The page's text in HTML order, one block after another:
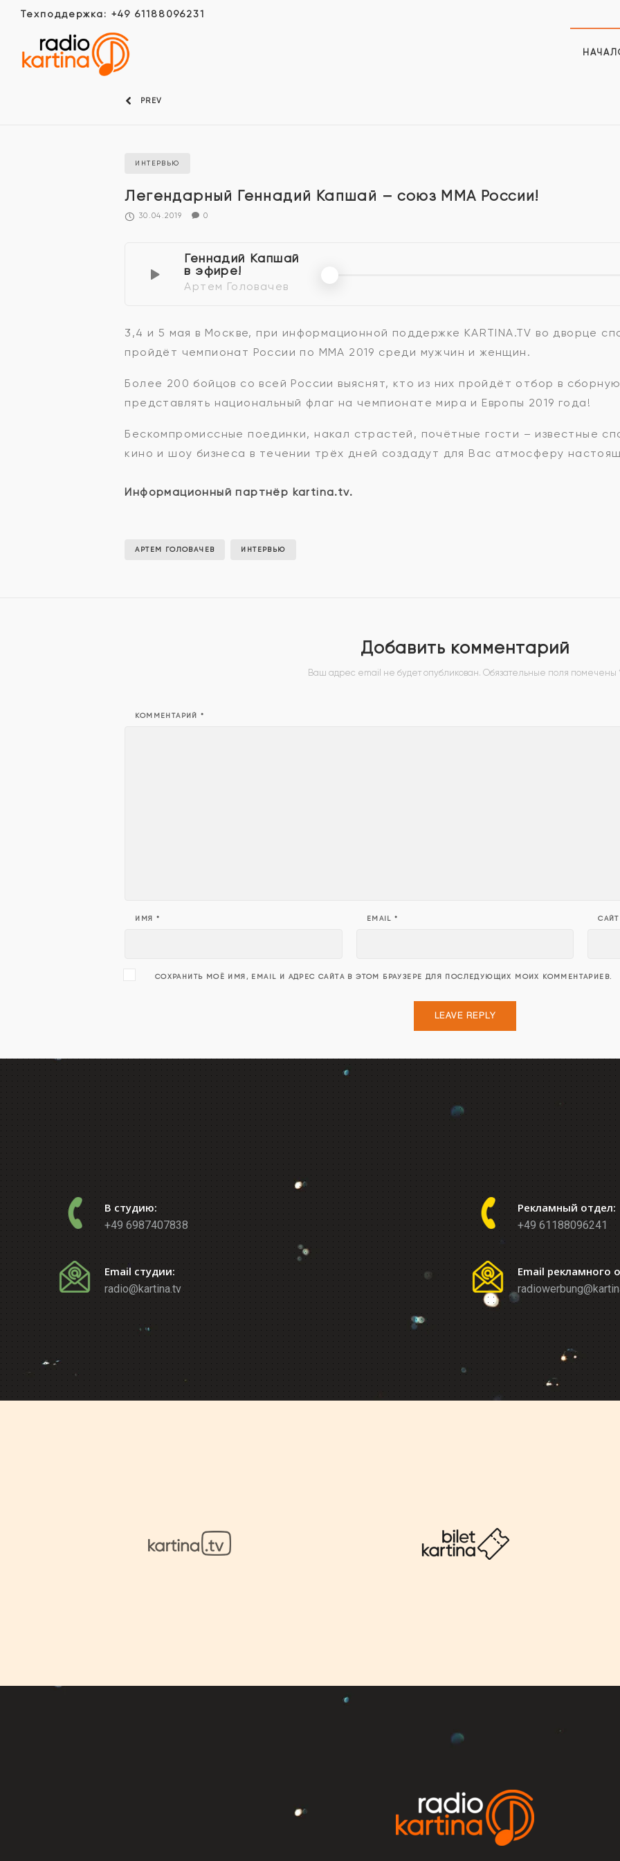
Техподдержка: +49 61188096231
PREV
ИНТЕРВЬЮ
Легендарный Геннадий Капшай – союз ММА России!
30.04.2019 0
Геннадий Капшай
в эфире!
Артем Головачев
3,4 и 5 мая в Москве, при информационной поддержке KARTINA.TV во дворце
пройдёт чемпионат России по ММА 2019 среди мужчин и женщин.
Более 200 бойцов со всей России выяснят, кто из них пройдёт отбор в
представлять национальный флаг на чемпионате мира и Европы 2019 года!
Бескомпромиссные поединки, накал страстей, почётные гости – известные
кино и шоу бизнеса в течении трёх дней создадут для Вас атмосферу
Информационный партнёр kartina.tv.
АРТЕМ ГОЛОВАЧЕВ ИНТЕРВЬЮ
Добавить комментарий
Ваш адрес email не будет опубликован. Обязательные поля помечены
КОММЕНТАРИЙ*
ИМЯ * EMAIL* САЙТ
СОХРАНИТЬ МОЁ ИМЯ, EMAIL И АДРЕС САЙТА В ЭТОМ БРАУЗЕРЕ ДЛЯ ПОСЛЕДУЮЩИХ МОИХ КОММЕНТАРИЕВ.
В студию:
+49 6987407838
Email студии:
radio@kartina.tv
Рекламный отдел:
+49 61188096241
Email рекламного